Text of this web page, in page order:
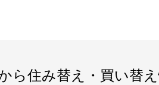
ら住み替え・買い替